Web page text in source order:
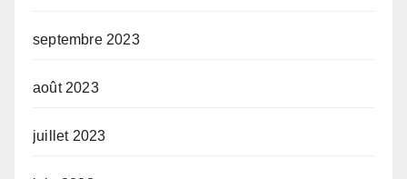
septembre 2023
août 2023
juillet 2023